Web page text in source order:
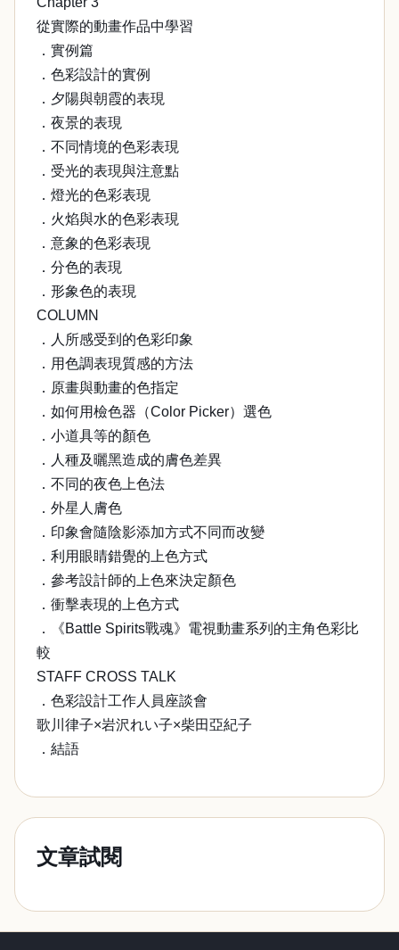
從實際的動畫作品中學習
．實例篇
．色彩設計的實例
．夕陽與朝霞的表現
．夜景的表現
．不同情境的色彩表現
．受光的表現與注意點
．燈光的色彩表現
．火焰與水的色彩表現
．意象的色彩表現
．分色的表現
．形象色的表現
COLUMN
．人所感受到的色彩印象
．用色調表現質感的方法
．原畫與動畫的色指定
．如何用檢色器（Color Picker）選色
．小道具等的顏色
．人種及曬黑造成的膚色差異
．不同的夜色上色法
．外星人膚色
．印象會隨陰影添加方式不同而改變
．利用眼睛錯覺的上色方式
．參考設計師的上色來決定顏色
．衝擊表現的上色方式
．《Battle Spirits戰魂》電視動畫系列的主角色彩比
較
STAFF CROSS TALK
．色彩設計工作人員座談會
歌川律子×岩沢れい子×柴田亞紀子
．結語
文章試閱